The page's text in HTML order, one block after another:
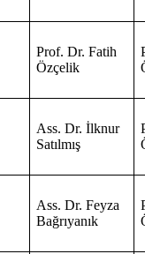
Prof. Dr. Fatih
Özçelik
Ass. Dr. İlknur
Satılmış
Ass. Dr. Feyza
Bağrıyanık